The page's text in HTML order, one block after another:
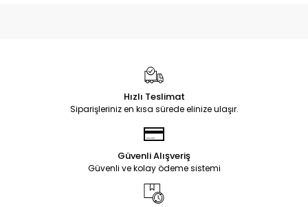
Hızlı Teslimat
Siparişleriniz en kısa sürede elinize ulaşır.
Güvenli Alışveriş
Güvenli ve kolay ödeme sistemi